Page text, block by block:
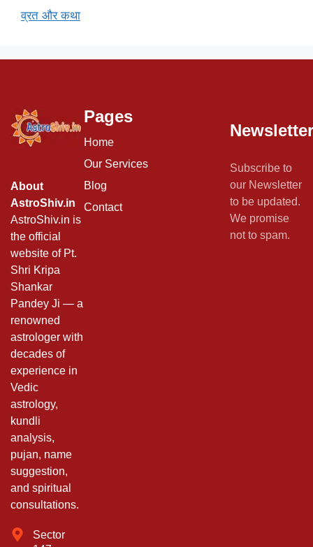
व्रत और कथा
About
AstroShiv.in
AstroShiv.in is
the official
website of Pt.
Shri Kripa
Shankar
Pandey Ji — a
renowned
astrologer with
decades of
experience in
Vedic
astrology,
kundli
analysis,
pujan, name
suggestion,
and spiritual
consultations.
Sector
Pages
Home
Our Services
Blog
Contact
Newsletter
Subscribe to
our Newsletter
to be updated.
We promise
not to spam.